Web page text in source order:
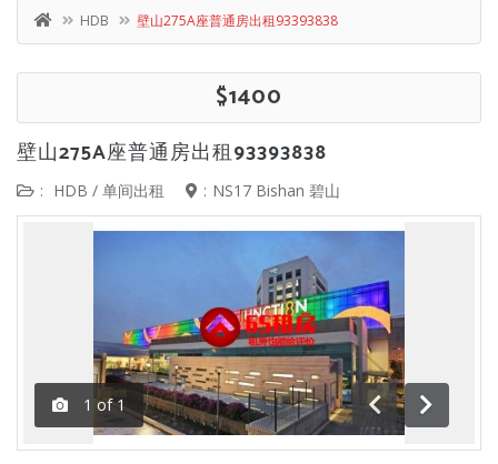
HDB 壁山275A座普通房出租93393838
$1400
壁山275A座普通房出租93393838
: HDB / 单间出租 : NS17 Bishan 碧山
1 of 1
前一 下一